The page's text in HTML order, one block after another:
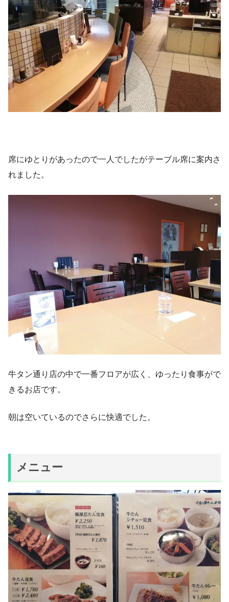
席にゆとりがあったので一人でしたがテーブル席に案内さ
れました。
牛タン通り店の中で一番フロアが広く、ゆったり食事がで
きるお店です。
朝は空いているのでさらに快適でした。
メニュー